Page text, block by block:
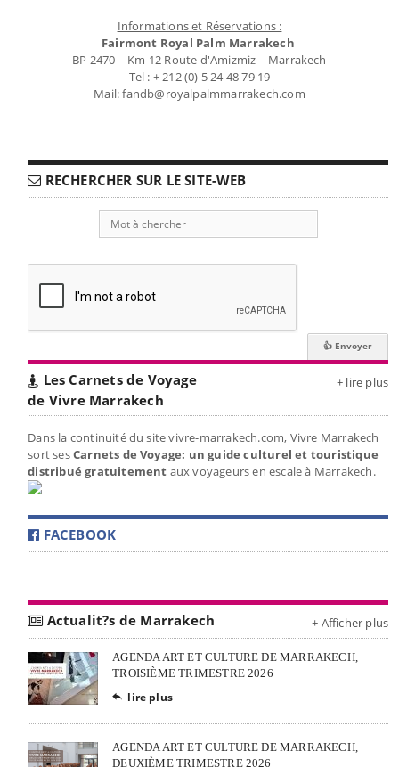
Informations et Réservations :
Fairmont Royal Palm Marrakech
BP 2470 – Km 12 Route d'Amizmiz – Marrakech
Tel : + 212 (0) 5 24 48 79 19
Mail: fandb@royalpalmmarrakech.com
RECHERCHER SUR LE SITE-WEB
Les Carnets de Voyage
de Vivre Marrakech
+ lire plus
Dans la continuité du site vivre-marrakech.com, Vivre Marrakech
sort sesCarnets de Voyage: un guide culturel et touristique
distribué gratuitement aux voyageurs en escale à Marrakech.
FACEBOOK
Actualit?s de Marrakech + Afficher plus
AGENDA ART ET CULTURE DE MARRAKECH,
TROISIÈME TRIMESTRE 2026
 lire plus
AGENDA ART ET CULTURE DE MARRAKECH,
DEUXIÈME TRIMESTRE 2026